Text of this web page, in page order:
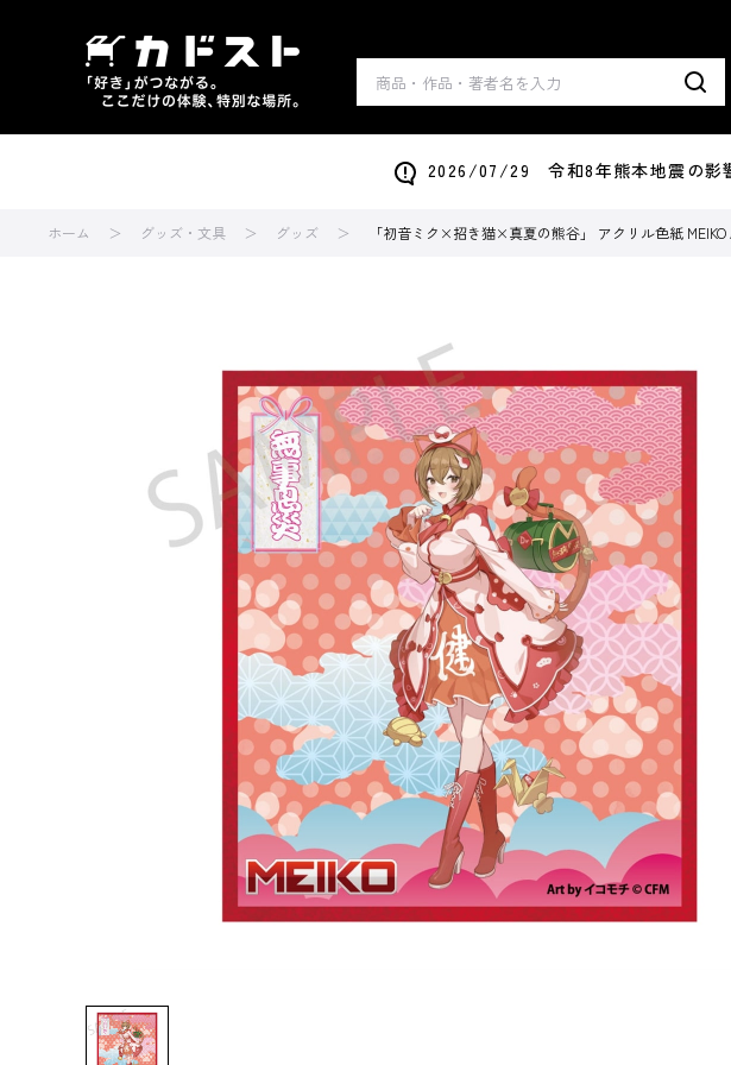
2026/07/29 令和8年熊本地震の影
ホーム グッズ・文具 グッズ 「初音ミク×招き猫×真夏の熊谷」 アクリル色紙